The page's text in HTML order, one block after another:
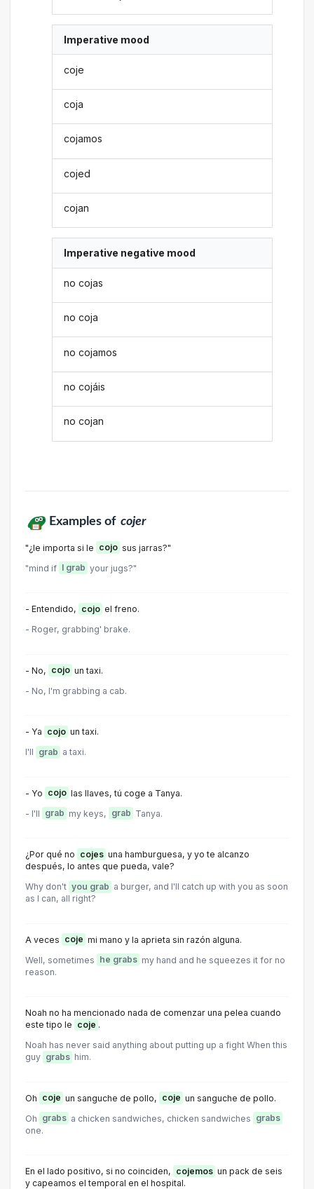
Imperative mood
coje
coja
cojamos
cojed
cojan
Imperative negative mood
no cojas
no coja
no cojamos
no cojáis
no cojan
Examples of cojer
"¿le importa si le cojo sus jarras?"
"mind if
I grab your jugs?"
- Entendido, cojo el freno.
- Roger, grabbing' brake.
- No, cojo un taxi.
- No, I'm grabbing a cab.
- Ya cojo un taxi.
I'll grab a taxi.
- Yo cojo las llaves, tú coge a Tanya.
- I'll grab my keys, grab Tanya.
¿Por qué no cojes una hamburguesa, y yo te alcanzo
después, lo antes que pueda, vale?
Why don't you grab a burger, and I'll catch up with you as soon
as I can, all right?
A veces coje mi mano y la aprieta sin razón alguna.
Well, sometimes
he grabs my hand and he squeezes it for no
reason.
Noah no ha mencionado nada de comenzar una pelea cuando
este tipo le coje .
Noah has never said anything about putting up a fight When this
guy grabs him.
Oh coje un sanguche de pollo, coje un sanguche de pollo.
Oh grabs a chicken sandwiches, chicken sandwiches grabs
one.
En el lado positivo, si no coinciden, cojemos un pack de seis
y capeamos el temporal en el hospital.